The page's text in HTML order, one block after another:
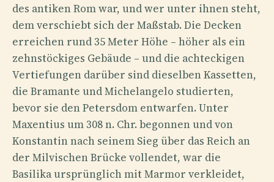
des antiken Rom war, und wer unter ihnen steht,
dem verschiebt sich der Maßstab. Die Decken
erreichen rund 35 Meter Höhe – höher als ein
zehnstöckiges Gebäude – und die achteckigen
Vertiefungen darüber sind dieselben Kassetten,
die Bramante und Michelangelo studierten,
bevor sie den Petersdom entwarfen. Unter
Maxentius um 308 n. Chr. begonnen und von
Konstantin nach seinem Sieg über das Reich an
der Milvischen Brücke vollendet, war die
Basilika ursprünglich mit Marmor verkleidet,